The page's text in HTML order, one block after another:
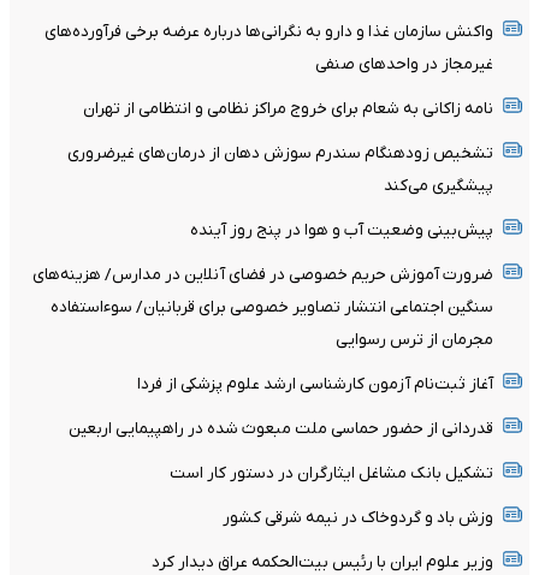
واکنش سازمان غذا و دارو به نگرانی‌ها درباره عرضه برخی فرآورده‌های
غیرمجاز در واحدهای صنفی
نامه زاکانی به شعام برای خروج مراکز نظامی و انتظامی از تهران
تشخیص زودهنگام سندرم سوزش دهان از درمان‌های غیرضروری
پیشگیری می‌کند
پیش‌بینی وضعیت آب و هوا در پنج روز آینده
ضرورت آموزش حریم خصوصی در فضای آنلاین در مدارس/ هزینه‌های
سنگین اجتماعی انتشار تصاویر خصوصی برای قربانیان/ سوءاستفاده
مجرمان از ترس رسوایی
آغاز ثبت‌نام‌ آزمون کارشناسی ارشد علوم پزشکی از فردا
قدردانی از حضور حماسی ملت مبعوث شده در راهپیمایی اربعین
تشکیل بانک مشاغل ایثارگران در دستور کار است
وزش باد و گردوخاک در نیمه شرقی کشور
وزیر علوم ایران با رئیس بیت‌الحکمه عراق دیدار کرد